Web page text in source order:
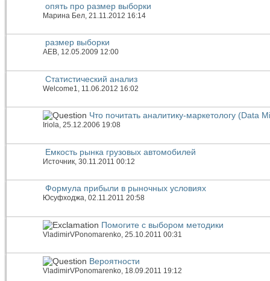
опять про размер выборки
Марина Бел , 21.11.2012 16:14
размер выборки
АЕВ, 12.05.2009 12:00
Статистический анализ
Welcome1 , 11.06.2012 16:02
Что почитать аналитику-маркетологу (Data
Iriola, 25.12.2006 19:08
Емкость рынка грузовых автомобилей
Источник , 30.11.2011 00:12
Формула прибыли в рыночных условиях
Юсуфходжа, 02.11.2011 20:58
Помогите с выбором методики
VladimirVPonomarenko , 25.10.2011 00:31
Вероятности
VladimirVPonomarenko, 18.09.2011 19:12